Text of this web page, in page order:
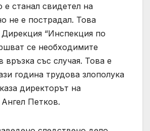
е станал свидетел на
не е пострадал. Това
“Инспекция по
се необходимите
връзка със случая. Това е
година трудова злополука
директорът на
Петков.